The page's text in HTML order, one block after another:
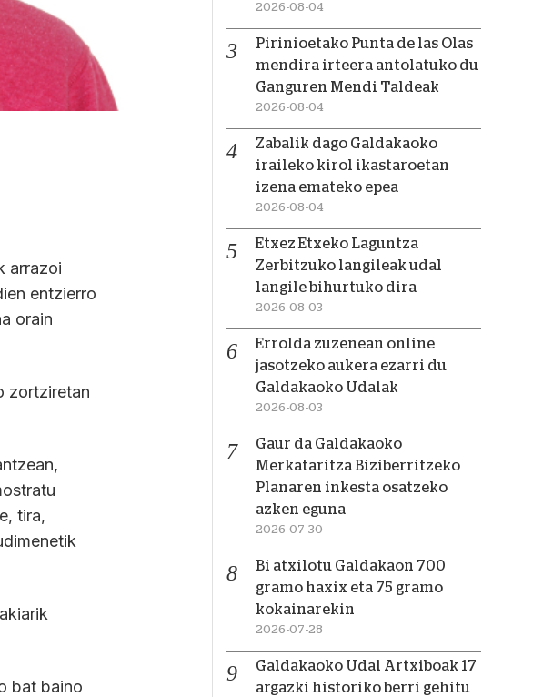
arrazoi
entzierro
orain
zortziretan
tira,
bat baino
2026-08-04
Pirinioetako Punta de las Olas
mendira irteera antolatuko du
Ganguren Mendi Taldeak
2026-08-04
Zabalik dago Galdakaoko
iraileko kirol ikastaroetan
izena emateko epea
2026-08-04
Etxez Etxeko Laguntza
Zerbitzuko langileak udal
langile bihurtuko dira
2026-08-03
Errolda zuzenean online
jasotzeko aukera ezarri du
Galdakaoko Udalak
2026-08-03
Gaur da Galdakaoko
Merkataritza Biziberritzeko
Planaren inkesta osatzeko
azken eguna
2026-07-30
Bi atxilotu Galdakaon 700
gramo haxix eta 75 gramo
kokainarekin
2026-07-28
Galdakaoko Udal Artxiboak 17
argazki historiko berri gehitu